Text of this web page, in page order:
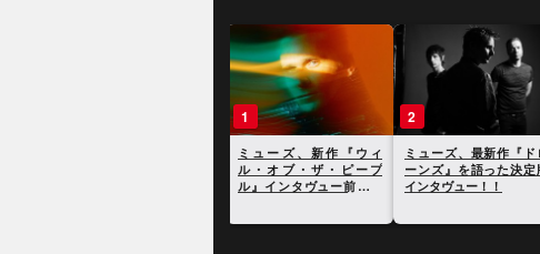
1
ミューズ、新作『ウィ
ル・オブ・ザ・ピープ
ル』インタヴュー前編：
2
ミューズ、最新作『ド
ーンズ』を語った決定
インタヴュー！！